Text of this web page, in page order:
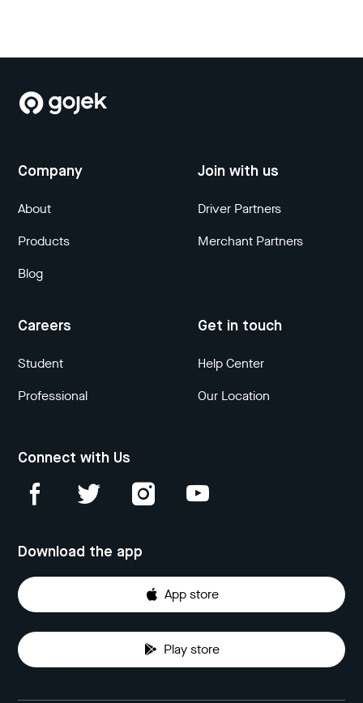
Company
About
Products
Blog
Join with us
Driver Partners
Merchant Partners
Careers
Student
Professional
Get in touch
Help Center
Our Location
Connect with Us
Download the app
App store
Play store